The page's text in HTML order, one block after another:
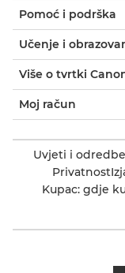
Pomoć i podrška
Učenje i
Više o tvrtki
Moj račun
Uvjeti i odredbe
Privatnost
Kupac: gdje